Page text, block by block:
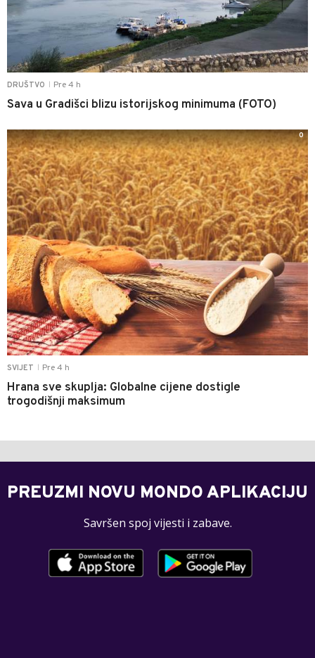
DRUŠTVO Pre 4 h
Sava u Gradišci blizu istorijskog minimuma (FOTO)
SVIJET Pre 4 h
Hrana sve skuplja: Globalne cijene dostigle
trogodišnji maksimum
0
PREUZMI NOVU MONDO APLIKACIJU
Savršen spoj vijesti i zabave.